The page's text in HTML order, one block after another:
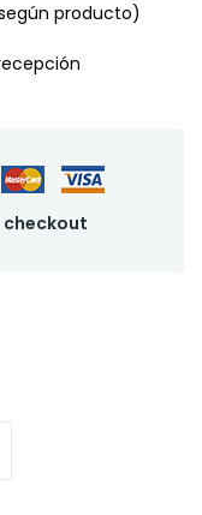
producto)
checkout